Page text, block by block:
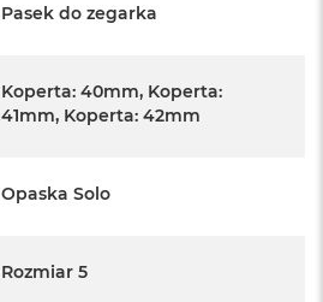
Pasek do zegarka
Koperta: 40mm, Koperta:
41mm, Koperta: 42mm
Opaska Solo
Rozmiar 5